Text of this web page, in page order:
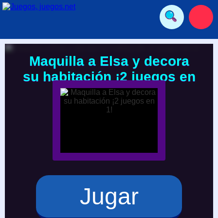
Maquilla a Elsa y decora
su habitación ¡2 juegos en
1!
Jugar